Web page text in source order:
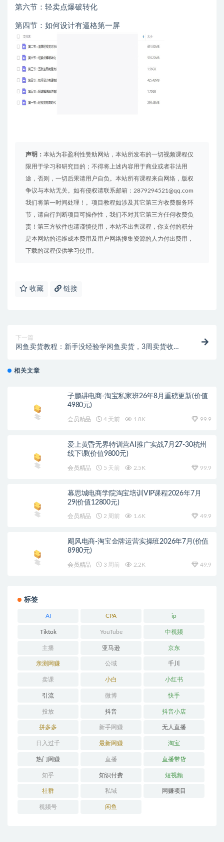
第六节：轻卖点爆破转化
第四节：如何设计有逼格第一屏
声明： 本站为非盈利性赞助网站，本站所发布的一切视频课程仅
限用于学习和研究目的；不得将上述内容用于商业或者非法用
途，否则，一切后果请用户自负。本站所有课程来自网络，版权
争议与本站无关。如有侵权请联系邮箱：2879294521@qq.com
我们将第一时间处理！。项目教程如涉及其它第三方收费服务环
节，请自行判断项目可操作性，我们不对其它第三方任何收费负
责！第三方软件也请谨慎使用，本站不出售课程，你支付的积分
是本网站的运维成本费用及用户网络搜集资源的人力付出费用，
下载的课程仅供学习使用。
收藏 链接
下一篇
闲鱼卖货教程：新手没经验学闲鱼卖货，3周卖货收入2
相关文章
子鹏讲电商-淘宝私家班26年8月重磅更新(价值
4980元)
会员精品 4 天前 1.8K 99.9
爱上黄昏无界特训营AI推广实战7月27-30杭州
线下课(价值9800元)
会员精品 5 天前 2.5K 99.9
幕思城电商学院淘宝培训VIP课程2026年7月
29(价值12800元)
会员精品 2 周前 1.6K 49.9
飓风电商-淘宝金牌运营实操班2026年7月(价值
8980元)
会员精品 3 周前 2.2K 49.9
标签
AI CPA ip
Tiktok YouTube 中视频
主播 亚马逊 京东
亲测网赚 公域 千川
卖课 小白 小红书
引流 微博 快手
投放 抖音 抖音小店
拼多多 新手网赚 无人直播
日入过千 最新网赚 淘宝
热门网赚 直播 直播带货
知乎 知识付费 短视频
社群 私域 网赚项目
视频号 闲鱼